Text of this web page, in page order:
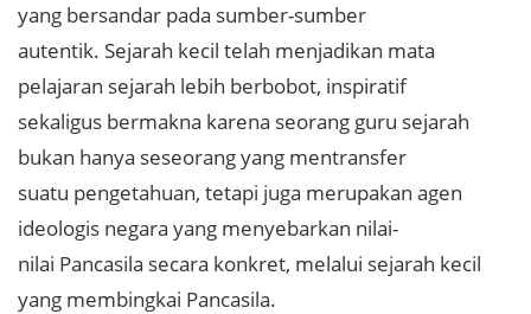
yang bersandar pada sumber-sumber
autentik. Sejarah kecil telah menjadikan mata
pelajaran sejarah lebih berbobot, inspiratif
sekaligus bermakna karena seorang guru sejarah
bukan hanya seseorang yang mentransfer
suatu pengetahuan, tetapi juga merupakan agen
ideologis negara yang menyebarkan nilai-
nilai Pancasila secara konkret, melalui sejarah kecil
yang membingkai Pancasila.